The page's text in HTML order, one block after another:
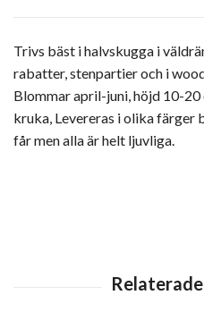
Trivs bäst i halvskugga i
rabatter, stenpartier och i
Blommar april-juni, höjd 10-
kruka, Levereras i olika färger
får men alla är helt ljuvliga.